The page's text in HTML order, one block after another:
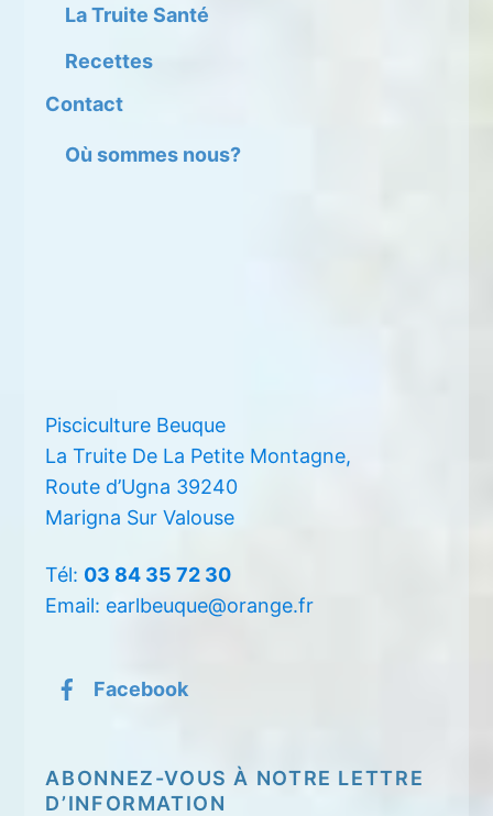
La Truite Santé
Recettes
Contact
Où sommes nous?
Pisciculture Beuque
La Truite De La Petite Montagne,
Route d’Ugna 39240
Marigna Sur Valouse
Tél: 03 84 35 72 30
Email: earlbeuque@orange.fr
Facebook
ABONNEZ-VOUS À NOTRE LETTRE
D’INFORMATION